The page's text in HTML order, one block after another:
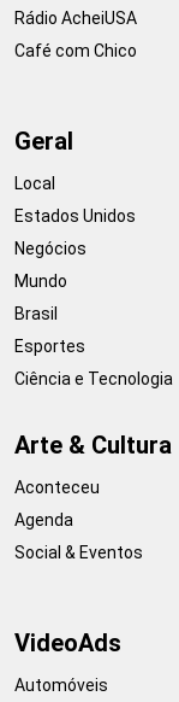
Rádio AcheiUSA
Café com Chico
Geral
Local
Estados Unidos
Negócios
Mundo
Brasil
Esportes
Ciência e Tecnologia
Arte & Cultura
Aconteceu
Agenda
Social & Eventos
VideoAds
Automóveis